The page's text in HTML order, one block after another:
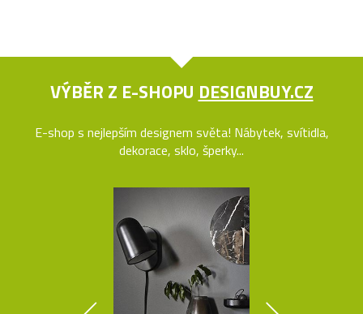
VÝBĚR Z E-SHOPU DESIGNBUY.CZ
E-shop s nejlepším designem světa! Nábytek, svítidla,
dekorace, sklo, šperky...